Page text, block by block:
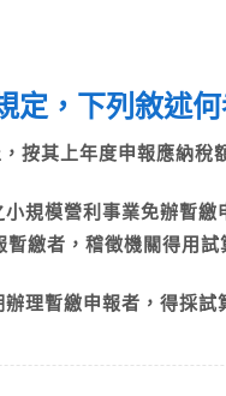
定，下列敘述
按其上年度申報應納稅
小規模營利事業免辦暫
繳者，稽徵機關得用
理暫繳申報者，得採試